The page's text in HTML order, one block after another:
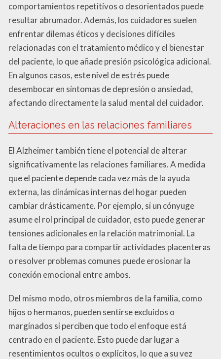
comportamientos repetitivos o desorientados puede
resultar abrumador. Además, los cuidadores suelen
enfrentar dilemas éticos y decisiones difíciles
relacionadas con el tratamiento médico y el bienestar
del paciente, lo que añade presión psicológica adicional.
En algunos casos, este nivel de estrés puede
desembocar en síntomas de depresión o ansiedad,
afectando directamente la salud mental del cuidador.
Alteraciones en las relaciones familiares
El Alzheimer también tiene el potencial de alterar
significativamente las relaciones familiares. A medida
que el paciente depende cada vez más de la ayuda
externa, las dinámicas internas del hogar pueden
cambiar drásticamente. Por ejemplo, si un cónyuge
asume el rol principal de cuidador, esto puede generar
tensiones adicionales en la relación matrimonial. La
falta de tiempo para compartir actividades placenteras
o resolver problemas comunes puede erosionar la
conexión emocional entre ambos.
Del mismo modo, otros miembros de la familia, como
hijos o hermanos, pueden sentirse excluidos o
marginados si perciben que todo el enfoque está
centrado en el paciente. Esto puede dar lugar a
resentimientos ocultos o explícitos, lo que a su vez